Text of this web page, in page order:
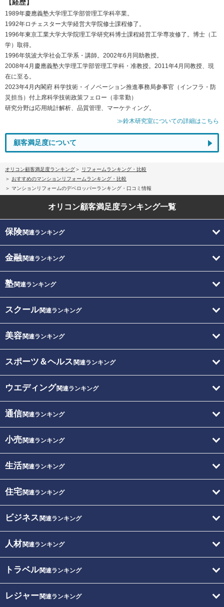
【経歴】
1989年慶應義塾大学理工学部管理工学科卒業。
1992年ロチェスター大学経営大学院修士課程修了。
1996年東京工業大学大学院理工学研究科博士課程経営工学専攻修了。博士（工
学）取得。
1996年筑波大学社会工学系・講師。2002年6月同助教授。
2008年4月慶應義塾大学理工学部管理工学科・准教授。2011年4月同教授、現
在に至る。
2023年4月内閣府 科学技術・イノベーション推進事務局参事官（インフラ・防
災担当）付上席科学技術政策フェロー（非常勤）
研究分野は応用統計解析、品質管理、マーケティング。
≫鈴木研究室についての詳細はこちら
顧客満足度について
オリコン顧客満足度ランキング
リフォームランキング・比較
おすすめのマンションリフォームランキング・比較
マンションリフォームのデベロッパーランキング・口コミ情報
オリコン顧客満足度ランキング一覧
保険関連ランキング
金融関連ランキング
塾関連ランキング
スクール関連ランキング
美容関連ランキング
スポーツ＆ヘルス 関連ランキング
ウエディング関連ランキング
通信関連ランキング
小売関連ランキング
生活関連ランキング
住宅関連ランキング
ビジネス 関連ランキング
人材関連ランキング
トラベル関連ランキング
レジャー関連ランキング